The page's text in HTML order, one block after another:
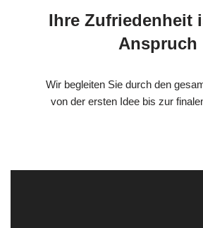
Ihre Zufriedenheit
Anspruch
Wir begleiten Sie durch den
von der ersten Idee bis zur